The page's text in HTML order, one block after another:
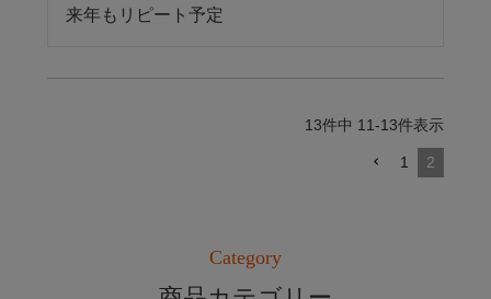
来年もリピート予定
13件中 11-13件表示
1 2
Category